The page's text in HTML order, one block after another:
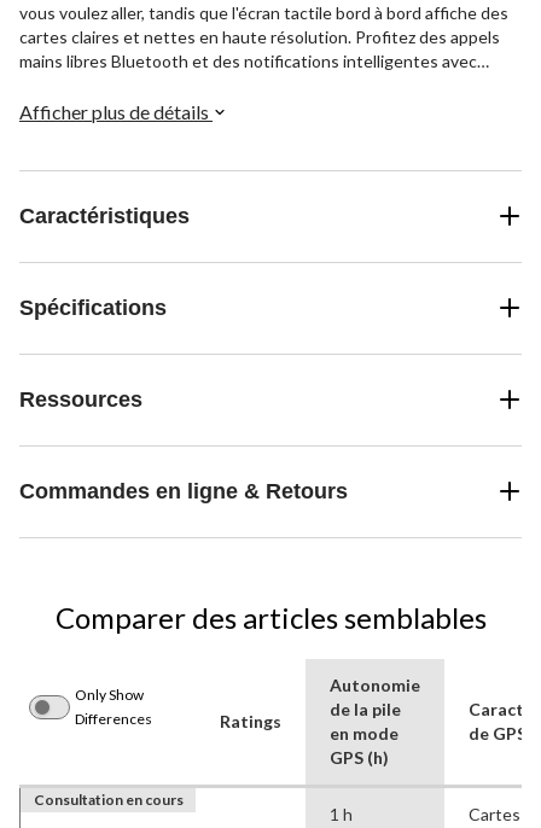
vous voulez aller, tandis que l'écran tactile bord à bord affiche des
cartes claires et nettes en haute résolution. Profitez des appels
mains libres Bluetooth et des notifications intelligentes avec
Afficher plus de détails
Caractéristiques
Spécifications
Ressources
Commandes en ligne & Retours
Comparer des articles semblables
Only Show
Differences
Ratings
Autonomie
de la pile
en mode
GPS (h)
de GPS
Consultation en cours
1 h
Cartes